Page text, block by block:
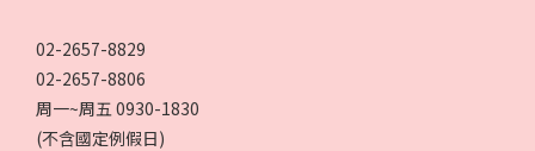
02-2657-8829
02-2657-8806
周一~周五 0930-1830
(不含國定例假日)